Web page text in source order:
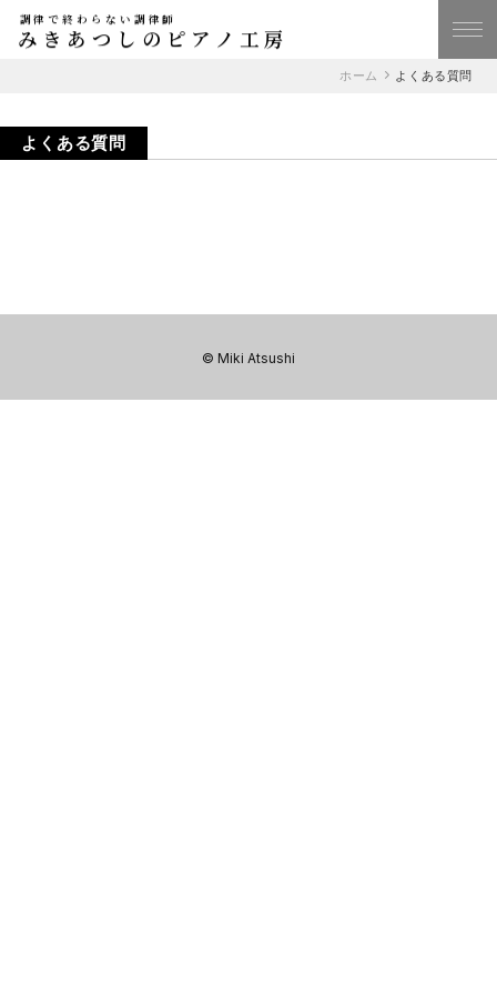
調律で終わらない調律師
みきあつしのピアノ工房
ホーム よくある質問
よくある質問
© Miki Atsushi